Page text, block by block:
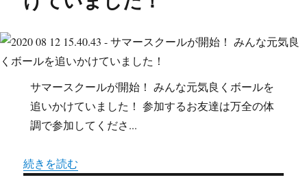
サマースクールが開始！ みんな元気良くボールを
追いかけていました！ 参加するお友達は万全の体
調で参加してくださ...
続きを読む